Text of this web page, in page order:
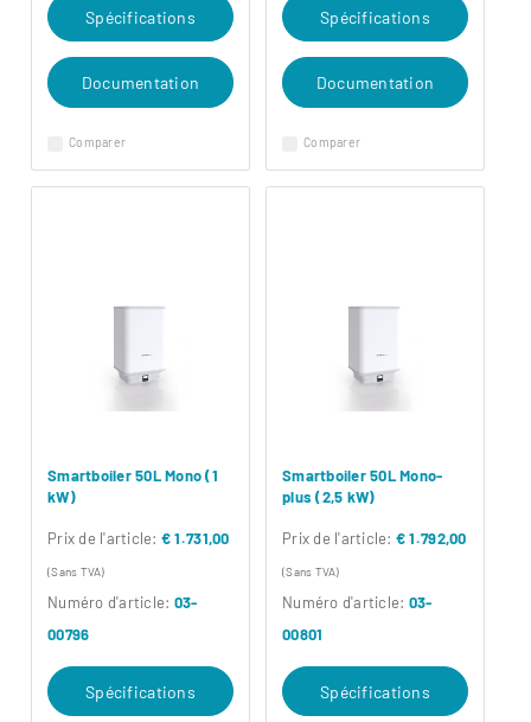
Comparer
Spécifications
Documentation
Comparer
Spécifications
Documentation
Smartboiler 50L Mono (1
kW)
Prix ​​de l'article: € 1.731,00
(Sans TVA)
Numéro d'article: 03-
00796
Spécifications
Smartboiler 50L Mono-
plus (2,5 kW)
Prix ​​de l'article: € 1.792,00
(Sans TVA)
Numéro d'article: 03-
00801
Spécifications